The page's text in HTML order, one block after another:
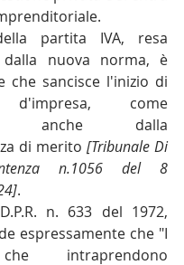
partita IVA, resa
dalla nuova norma, è
che sancisce l'inizio di
d'impresa, come
anche dalla
di merito [Tribunale Di
n.1056 del 8
.
n. 633 del 1972,
espressamente che "I
intraprendono